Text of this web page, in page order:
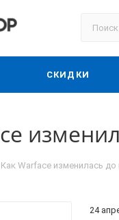
СКИДКИ
Как Warface изменилась
24